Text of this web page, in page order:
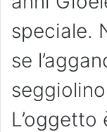
speciale.
se